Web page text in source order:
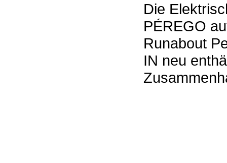
Die
PÉREGO
Runabout
IN neu